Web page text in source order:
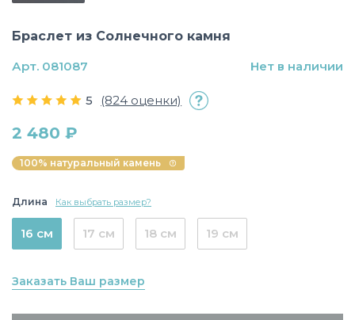
Браслет из Солнечного камня
5 (824 оценки)
2 480 ₽
100% натуральный камень
Длина Как выбрать размер?
16 см 17 см 18 см 19 см
Заказать Ваш размер
Арт. 081087 Нет в наличии